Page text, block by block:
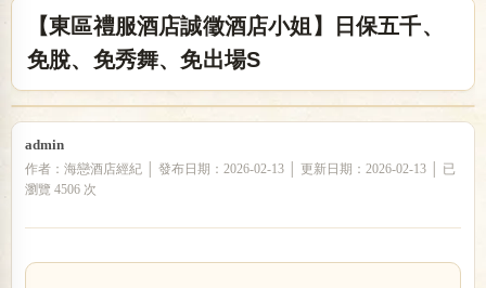
› ›
【東區禮服酒店誠徵酒店小姐】日保五千、
免脫、免秀舞、免出場S
admin
作者：海戀酒店經紀 │ 發布日期：2026-02-13 │ 更新日期：2026-02-13 │ 已
瀏覽 4506 次